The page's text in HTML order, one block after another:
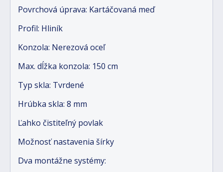
Povrchová úprava: Kartáčovaná meď
Profil: Hliník
Konzola: Nerezová oceľ
Max. dĺžka konzola: 150 cm
Typ skla: Tvrdené
Hrúbka skla: 8 mm
Ľahko čistiteľný povlak
Možnosť nastavenia šírky
Dva montážne systémy: